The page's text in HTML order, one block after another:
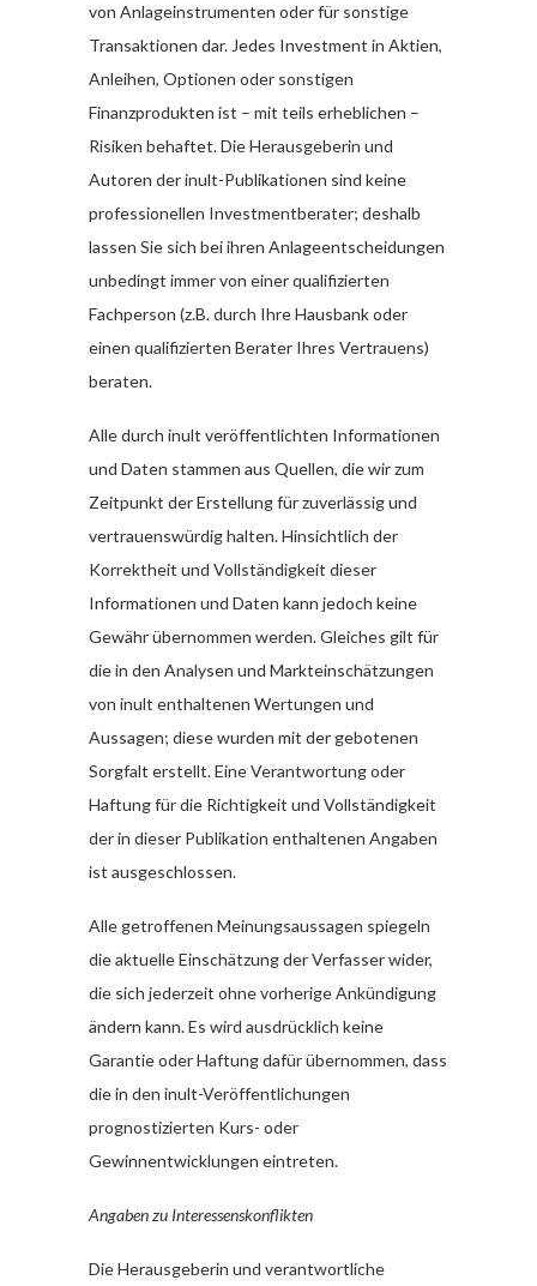
von Anlageinstrumenten oder für sonstige
Transaktionen dar. Jedes Investment in Aktien,
Anleihen, Optionen oder sonstigen
Finanzprodukten ist – mit teils erheblichen –
Risiken behaftet. Die Herausgeberin und
Autoren der inult-Publikationen sind keine
professionellen Investmentberater; deshalb
lassen Sie sich bei ihren Anlageentscheidungen
unbedingt immer von einer qualifizierten
Fachperson (z.B. durch Ihre Hausbank oder
einen qualifizierten Berater Ihres Vertrauens)
beraten.
Alle durch inult veröffentlichten Informationen
und Daten stammen aus Quellen, die wir zum
Zeitpunkt der Erstellung für zuverlässig und
vertrauenswürdig halten. Hinsichtlich der
Korrektheit und Vollständigkeit dieser
Informationen und Daten kann jedoch keine
Gewähr übernommen werden. Gleiches gilt für
die in den Analysen und Markteinschätzungen
von inult enthaltenen Wertungen und
Aussagen; diese wurden mit der gebotenen
Sorgfalt erstellt. Eine Verantwortung oder
Haftung für die Richtigkeit und Vollständigkeit
der in dieser Publikation enthaltenen Angaben
ist ausgeschlossen.
Alle getroffenen Meinungsaussagen spiegeln
die aktuelle Einschätzung der Verfasser wider,
die sich jederzeit ohne vorherige Ankündigung
ändern kann. Es wird ausdrücklich keine
Garantie oder Haftung dafür übernommen, dass
die in den inult-Veröffentlichungen
prognostizierten Kurs- oder
Gewinnentwicklungen eintreten.
Angaben zu Interessenskonflikten
Die Herausgeberin und verantwortliche